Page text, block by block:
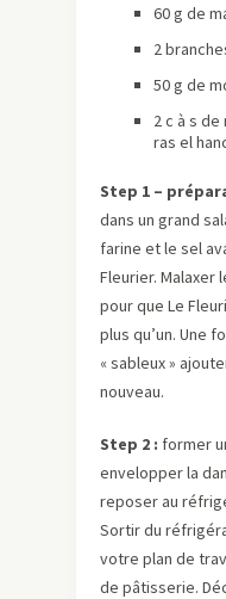
60 g de
2
50 g de
2 c à s
ras el
Step 1 –
dans un grand
farine et le sel
Fleurier.
pour que Le
plus qu’un. Une
« sableux »
nouveau.
Step 2 : former
envelopper la
reposer au
Sortir du
votre plan de
de pâtisserie.